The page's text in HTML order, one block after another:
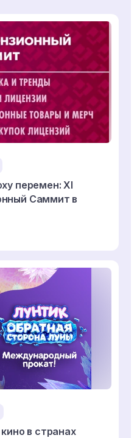
перемен: XI
Саммит в
в странах